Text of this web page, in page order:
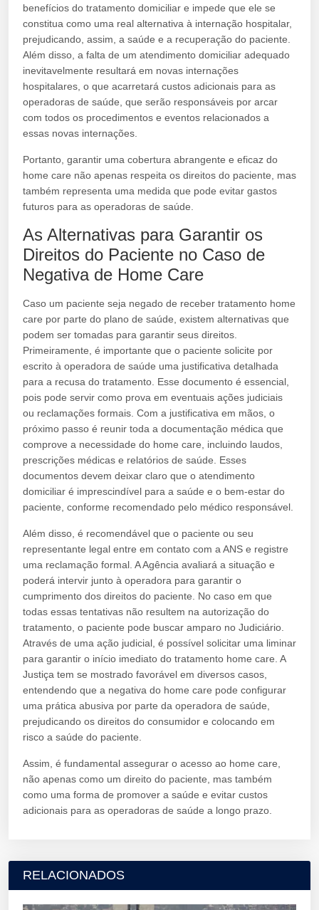
benefícios do tratamento domiciliar e impede que ele se
constitua como uma real alternativa à internação hospitalar,
prejudicando, assim, a saúde e a recuperação do paciente.
Além disso, a falta de um atendimento domiciliar adequado
inevitavelmente resultará em novas internações
hospitalares, o que acarretará custos adicionais para as
operadoras de saúde, que serão responsáveis por arcar
com todos os procedimentos e eventos relacionados a
essas novas internações.
Portanto, garantir uma cobertura abrangente e eficaz do
home care não apenas respeita os direitos do paciente, mas
também representa uma medida que pode evitar gastos
futuros para as operadoras de saúde.
As Alternativas para Garantir os
Direitos do Paciente no Caso de
Negativa de Home Care
Caso um paciente seja negado de receber tratamento home
care por parte do plano de saúde, existem alternativas que
podem ser tomadas para garantir seus direitos.
Primeiramente, é importante que o paciente solicite por
escrito à operadora de saúde uma justificativa detalhada
para a recusa do tratamento. Esse documento é essencial,
pois pode servir como prova em eventuais ações judiciais
ou reclamações formais. Com a justificativa em mãos, o
próximo passo é reunir toda a documentação médica que
comprove a necessidade do home care, incluindo laudos,
prescrições médicas e relatórios de saúde. Esses
documentos devem deixar claro que o atendimento
domiciliar é imprescindível para a saúde e o bem-estar do
paciente, conforme recomendado pelo médico responsável.
Além disso, é recomendável que o paciente ou seu
representante legal entre em contato com a ANS e registre
uma reclamação formal. A Agência avaliará a situação e
poderá intervir junto à operadora para garantir o
cumprimento dos direitos do paciente. No caso em que
todas essas tentativas não resultem na autorização do
tratamento, o paciente pode buscar amparo no Judiciário.
Através de uma ação judicial, é possível solicitar uma liminar
para garantir o início imediato do tratamento home care. A
Justiça tem se mostrado favorável em diversos casos,
entendendo que a negativa do home care pode configurar
uma prática abusiva por parte da operadora de saúde,
prejudicando os direitos do consumidor e colocando em
risco a saúde do paciente.
Assim, é fundamental assegurar o acesso ao home care,
não apenas como um direito do paciente, mas também
como uma forma de promover a saúde e evitar custos
adicionais para as operadoras de saúde a longo prazo.
RELACIONADOS